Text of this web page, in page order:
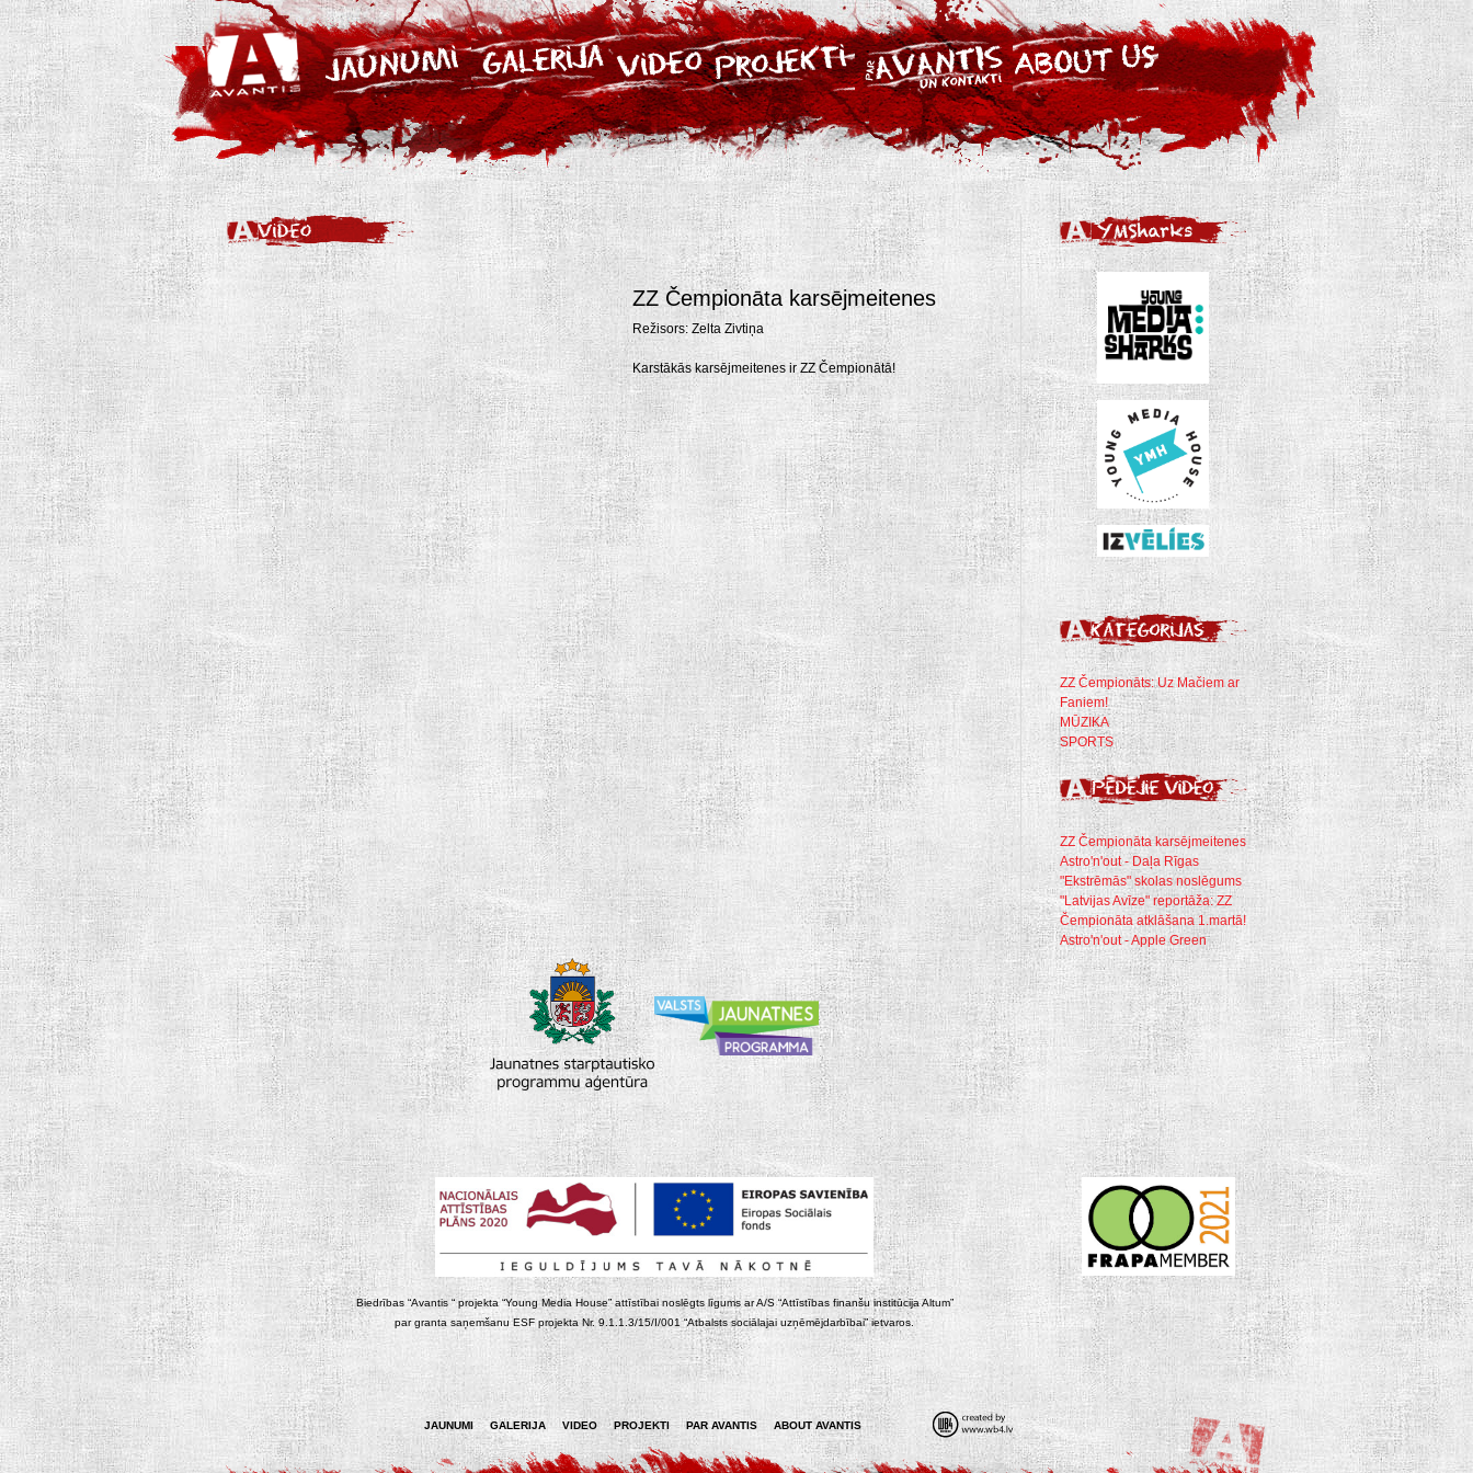
ZZ Čempionāts: Uz Mačiem ar
Faniem!
MŪZIKA
SPORTS
ZZ Čempionāta karsējmeitenes
Astro'n'out - Daļa Rīgas
"Ekstrēmās" skolas noslēgums
"Latvijas Avīze" reportāža: ZZ
Čempionāta atklāšana 1.martā!
Astro'n'out - Apple Green
ZZ Čempionāta karsējmeitenes
Režisors: Zelta Zivtiņa
Karstākās karsējmeitenes ir ZZ Čempionātā!
Biedrības “Avantis “ projekta “Young Media House” attīstībai noslēgts līgums ar A/S “Attīstības finanšu institūcija Altum”
par granta saņemšanu ESF projekta Nr. 9.1.1.3/15/I/001 “Atbalsts sociālajai uzņēmējdarbībai” ietvaros.
JAUNUMI GALERIJA VIDEO PROJEKTI PAR AVANTIS ABOUT AVANTIS